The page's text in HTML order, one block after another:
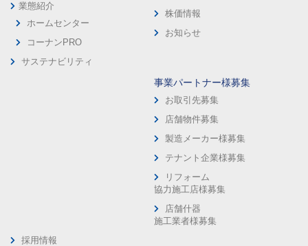
業態紹介
ホームセンター
コーナンPRO
サステナビリティ
株価情報
お知らせ
事業パートナー様募集
お取引先募集
店舗物件募集
製造メーカー様募集
テナント企業様募集
リフォーム
協力施工店様募集
店舗什器
施工業者様募集
採用情報